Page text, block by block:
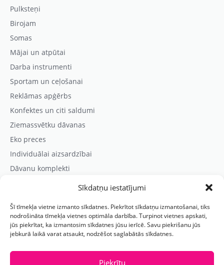
Sīkdatņu iestatījumi
Šī tīmekļa vietne izmanto sīkdatnes. Piekrītot sīkdatņu izmantošanai, tiks
nodrošināta tīmekļa vietnes optimāla darbība. Turpinot vietnes apskati,
jūs piekrītat, ka izmantosim sīkdatnes jūsu ierīcē. Savu piekrišanu jūs
jebkurā laikā varat atsaukt, nodzēšot saglabātās sīkdatnes.
Piekrītu
Pulksteņi
Birojam
Somas
Mājai un atpūtai
Darba instrumenti
Sportam un ceļošanai
Reklāmas apģērbs
Konfektes un citi saldumi
Ziemassvētku dāvanas
Eko preces
Individuālai aizsardzībai
Dāvanu komplekti
Kontaktinformācija
Prezentreklāmas aģentūra “PARIS”
Reģ.nr.: 40103625328